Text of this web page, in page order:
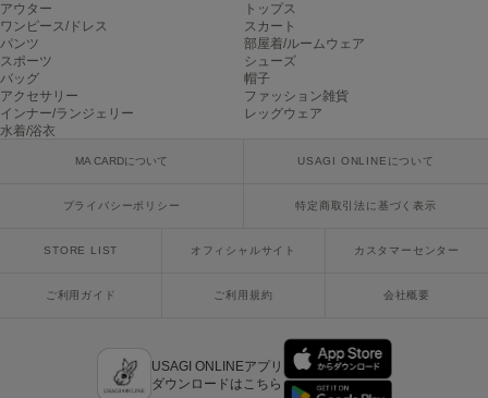
Snow Peak
スノーピーク
SNIDEL
スナイデル
SNIDEL HOME
ソフェル
SOMEWHERE BUTTER.
Stylevoice for xxx
アウター
トップス
ワンピース/ドレス
スカート
パンツ
部屋着/ルームウェア
スポーツ
シューズ
バッグ
帽子
アクセサリー
ファッション雑貨
インナー/ランジェリー
レッグウェア
水着/浴衣
MA CARDについて USAGI ONLINEについて
プライバシーポリシー 特定商取引法に基づく表示
STORE LIST オフィシャルサイト カスタマーセンター
ご利用ガイド ご利用規約 会社概要
USAGI ONLINEアプリ
ダウンロードはこちら